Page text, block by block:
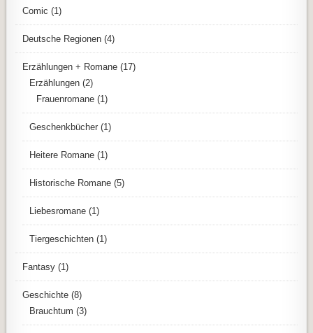
Comic (1)
Deutsche Regionen (4)
Erzählungen + Romane (17)
Erzählungen (2)
Frauenromane (1)
Geschenkbücher (1)
Heitere Romane (1)
Historische Romane (5)
Liebesromane (1)
Tiergeschichten (1)
Fantasy (1)
Geschichte (8)
Brauchtum (3)